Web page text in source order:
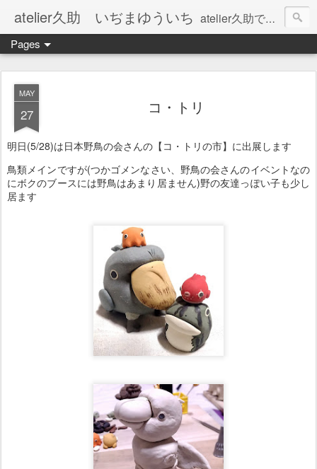
atelier久助 いぢまゆういち atelier久助では土と火から暖かなモノたちを生み出しています。 ご覧になられた方が和んで頂ければ幸いです。
Pages
MAY
27 コ・トリ
明日(5/28)は日本野鳥の会さんの【コ・トリの市】に出展します
鳥類メインですが(つかゴメンなさい、野鳥の会さんのイベントなの
にボクのブースには野鳥はあまり居ません)野の友達っぽい子も少し
居ます